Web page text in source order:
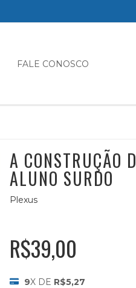
FALE CONOSCO
A CONSTRUÇÃO
ALUNO SURDO
Plexus
R$39,00
9X DE R$5,27